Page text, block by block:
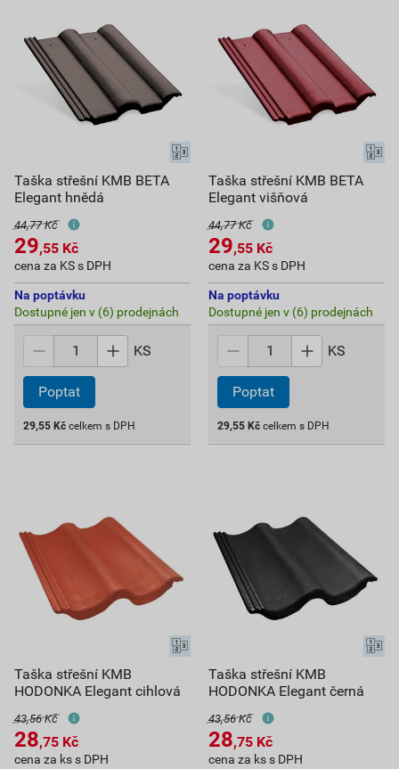
Taška střešní KMB BETA
Elegant hnědá
44,77 Kč
29,55 Kč
cena za KS s DPH
Na poptávku
Dostupné jen v (6) prodejnách
KS
Poptat
29,55 Kč celkem s DPH
Taška střešní KMB BETA
Elegant višňová
44,77 Kč
29,55 Kč
cena za KS s DPH
Na poptávku
Dostupné jen v (6) prodejnách
KS
Poptat
29,55 Kč celkem s DPH
Taška střešní KMB
HODONKA Elegant cihlová
43,56 Kč
28,75 Kč
cena za ks s DPH
Taška střešní KMB
HODONKA Elegant černá
43,56 Kč
28,75 Kč
cena za ks s DPH